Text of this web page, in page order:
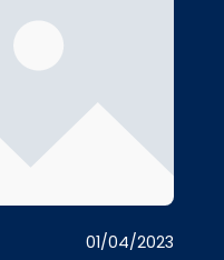
01/04/2023